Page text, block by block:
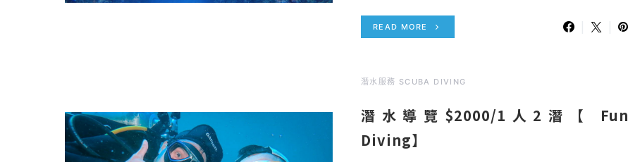
READ MORE
潛水服務 SCUBA DIVING
潛水導覽$2000/1人2潛【 Fun
Diving】